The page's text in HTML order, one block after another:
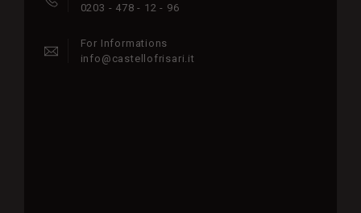
0203 - 478 - 12 - 96
For Informations
info@castellofrisari.it